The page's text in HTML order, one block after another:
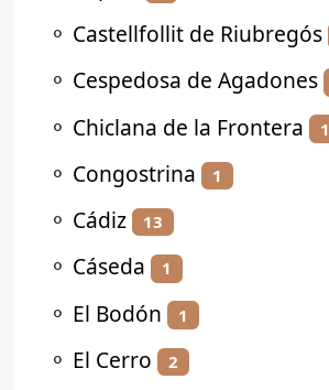
⚬ Castellfollit de Riubregós
⚬ Cespedosa de Agadones
⚬ Chiclana de la Frontera 1
⚬ Congostrina 1
⚬ Cádiz 13
⚬ Cáseda 1
⚬ El Bodón 1
⚬ El Cerro 2